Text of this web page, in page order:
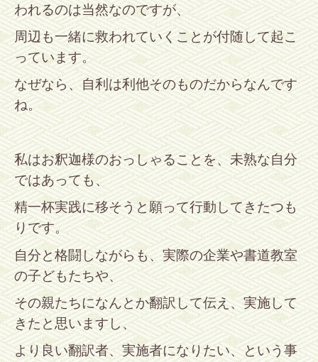
われるのは当然なのですが、
周辺も一緒に救われていくことが付随して起こ
っています。
なぜなら、自利は利他そのものだからなんです
ね。
私はお釈迦様のおっしゃることを、未熟な自分
ではあっても、
精一杯実践に移そうと願って行動してきたつも
りです。
自分と格闘しながらも、実際の企業や書道教室
の子どもたちや、
その親たちになんとか翻訳して伝え、実施して
きたと思いますし、
より良い翻訳者、実施者になりたい、という事